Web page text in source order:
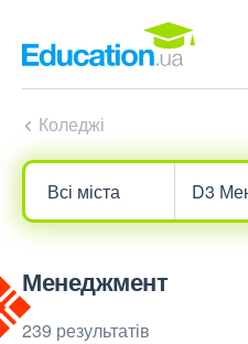
Коледжі
Менеджмент
239 результатів